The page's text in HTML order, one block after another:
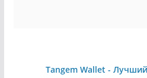
Tangem Wallet -